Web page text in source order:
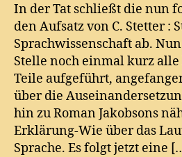
In der Tat schließt die nun
den Aufsatz von C. Stetter :
Sprachwissenschaft ab.
Stelle noch einmal kurz
Teile aufgeführt,
über die
hin zu Roman Jakobsons
Erklärung-Wie über das
Sprache. Es folgt jetzt eine